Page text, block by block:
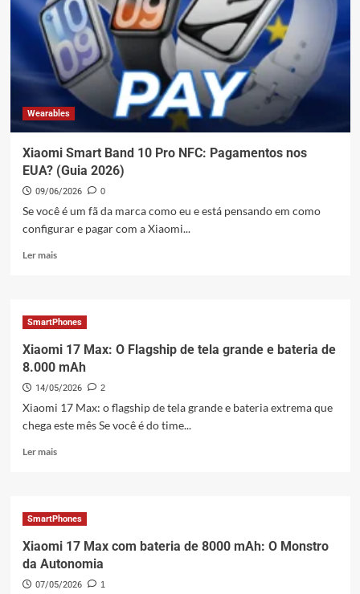
con
tecnología
de
privacidad
y
más
Wearables
Xiaomi Smart Band 10 Pro NFC: Pagamentos nos
EUA? (Guia 2026)
09/06/2026 0
Se você é um fã da marca como eu e está pensando em como
configurar e pagar com a Xiaomi...
Ler maisLeia
Smart
Band
10
NFC:
Pagamentos
nos
EUA?
2026)
SmartPhones
Xiaomi 17 Max: O Flagship de tela grande e bateria de
8.000 mAh
14/05/2026 2
Xiaomi 17 Max: o flagship de tela grande e bateria extrema que
chega este mês Se você é do time...
Ler maisLeia
17
Max:
O
de
tela
SmartPhones
Xiaomi 17 Max com bateria de 8000 mAh: O Monstro
da Autonomia
07/05/2026 1